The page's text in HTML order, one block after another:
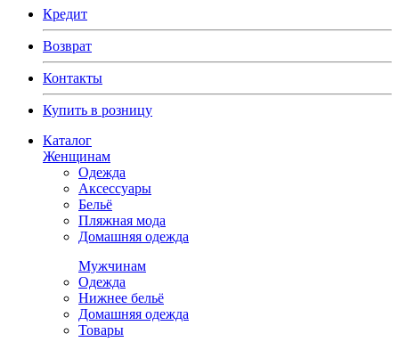
Кредит
Возврат
Контакты
Купить в розницу
Каталог
Женщинам
Одежда
Аксессуары
Бельё
Пляжная мода
Домашняя одежда
Мужчинам
Одежда
Нижнее бельё
Домашняя одежда
Товары